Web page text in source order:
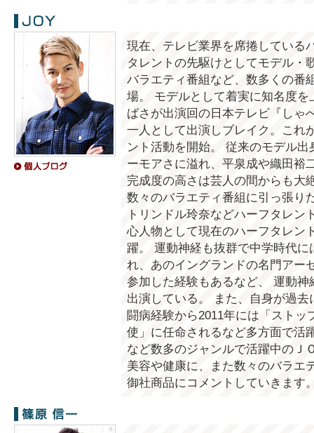
JOY
現在、テレビ業界を席捲している
タレントの先駆けとしてモデル・
バラエティ番組など、数多くの番
場。 モデルとして着実に知名度
ばさが出演回の日本テレビ『しゃ
一人として出演しブレイク。これ
ント活動を開始。 従来のモデル
ーモアさに溢れ、平泉成や織田裕
完成度の高さは芸人の間からも大
数々のバラエティ番組に引っ張り
トリンドル玲奈などハーフタレ
心人物として現在のハーフタレン
躍。 運動神経も抜群で中学時代
れ、あのイングランドの名門アー
参加した経験もあるなど、 運動
出演している。 また、自身が過
闘病経験から2011年には「スト
使」に任命されるなど多方面で活
など数多のジャンルで活躍中のＪ
美容や健康に、また数々のバラエ
御社商品にコメントしていきます
篠原信一